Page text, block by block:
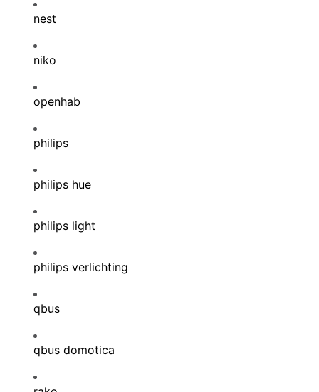
nest
niko
openhab
philips
philips hue
philips light
philips verlichting
qbus
qbus domotica